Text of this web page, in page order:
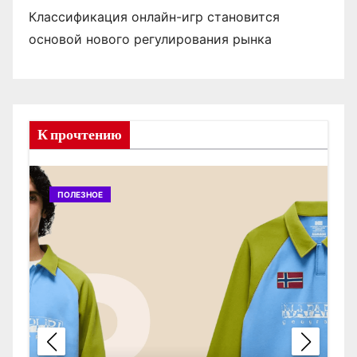
Классификация онлайн-игр становится
основой нового регулирования рынка
К прочтению
ПОЛЕЗНОЕ